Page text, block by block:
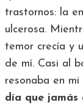
trastornos: la
ulcerosa.
temor crecía y
de mí. Casi al
resonaba en mi
día que jamás